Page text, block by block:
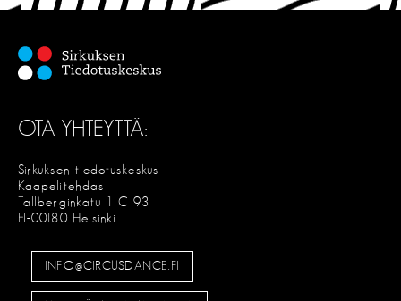
OTA YHTEYTTÄ:
Sirkuksen tiedotuskeskus
Kaapelitehdas
Tallberginkatu 1 C 93
FI-00180 Helsinki
INFO@CIRCUSDANCE.FI